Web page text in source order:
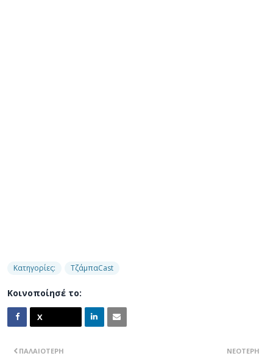
Κατηγορίες: ΤζάμπαCast
Κοινοποίησέ το:
ΝΕΌΤΕΡΗ
ΠΑΛΑΙΌΤΕΡΗ